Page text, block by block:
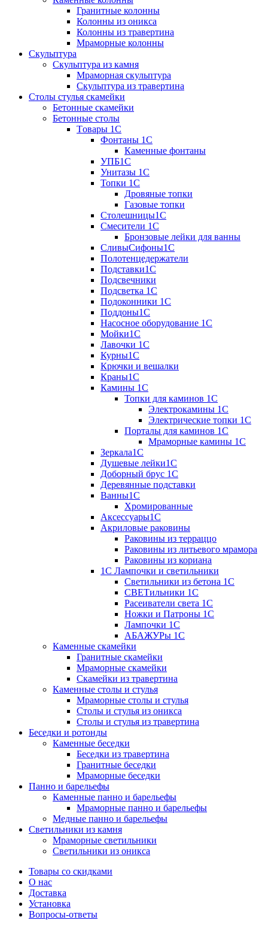
Гранитные колонны
Колонны из оникса
Колонны из травертина
Мраморные колонны
Скульптура
Скульптура из камня
Мраморная скульптура
Скульптура из травертина
Столы стулья скамейки
Бетонные скамейки
Бетонные столы
Tовары 1C
Фонтаны 1C
Каменные фонтаны
УПБ1С
Унитазы 1С
Топки 1С
Дровяные топки
Газовые топки
Столешницы1С
Смесители 1С
Бронзовые лейки для ванны
СливыСифоны1С
Полотенцедержатели
Подставки1С
Подсвечники
Подсветка 1С
Подоконники 1С
Поддоны1С
Насосное оборудование 1С
Мойки1С
Лавочки 1С
Курны1С
Крючки и вешалки
Краны1С
Камины 1C
Топки для каминов 1C
Электрокамины 1С
Электрические топки 1C
Порталы для каминов 1С
Мраморные камины 1C
Зеркала1С
Душевые лейки1С
Доборный брус 1С
Деревянные подставки
Ванны1С
Хромированные
Аксессуары1С
Акриловые раковины
Раковины из терраццо
Раковины из литьевого мрамора
Раковины из кориана
1С Лампочки и светильники
Светильники из бетона 1С
СВЕТильники 1С
Расеиватели света 1С
Ножки и Патроны 1С
Лампочки 1С
АБАЖУРы 1С
Каменные скамейки
Гранитные скамейки
Мраморные скамейки
Скамейки из травертина
Каменные столы и стулья
Мраморные столы и стулья
Столы и стулья из оникса
Столы и стулья из травертина
Беседки и ротонды
Каменные беседки
Беседки из травертина
Гранитные беседки
Мраморные беседки
Панно и барельефы
Каменные панно и барельефы
Мраморные панно и барельефы
Медные панно и барельефы
Светильники из камня
Мраморные светильники
Светильники из оникса
Товары со скидками
О нас
Доставка
Установка
Вопросы-ответы